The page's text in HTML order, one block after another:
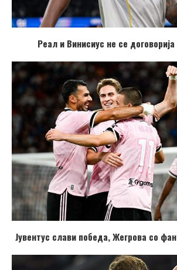
Реал и Винисиус не се
Јувентус слави победа, Жегрова со